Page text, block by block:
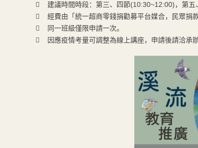
 建議時間時段：第三、四節(10:30~12:00)，第五
 經費由「統一超商零錢捐勸募平台媒合，民眾捐
 同一班級僅限申請一次。
 因應疫情考量可調整為線上講座，申請後請洽承辦